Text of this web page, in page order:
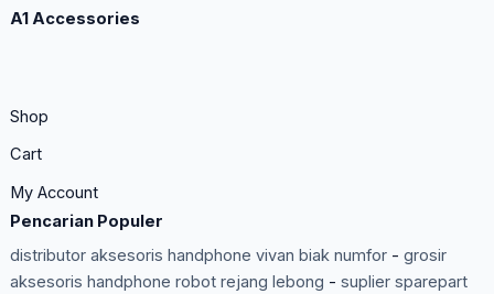
A1 Accessories
Shop
Cart
My Account
Pencarian Populer
distributor aksesoris handphone vivan biak numfor- grosir
aksesoris handphone robot rejang lebong - suplier sparepart